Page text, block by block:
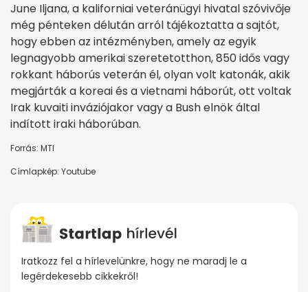
June Iljana, a kaliforniai veteránügyi hivatal szóvivője
még pénteken délután arról tájékoztatta a sajtót,
hogy ebben az intézményben, amely az egyik
legnagyobb amerikai szeretetotthon, 850 idős vagy
rokkant háborús veterán él, olyan volt katonák, akik
megjárták a koreai és a vietnami háborút, ott voltak
Irak kuvaiti inváziójakor vagy a Bush elnök által
indított iraki háborúban.
Forrás: MTI
Címlapkép: Youtube
Iratkozz fel a hírlevelünkre, hogy ne maradj le a
legérdekesebb cikkekről!